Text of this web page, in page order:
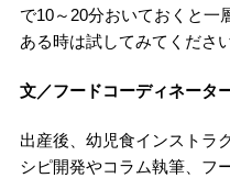
で10～20分おいておくと一
ある時は試してみてください
文／フードコーディネータ
出産後、幼児食インストラ
シピ開発やコラム執筆、フ